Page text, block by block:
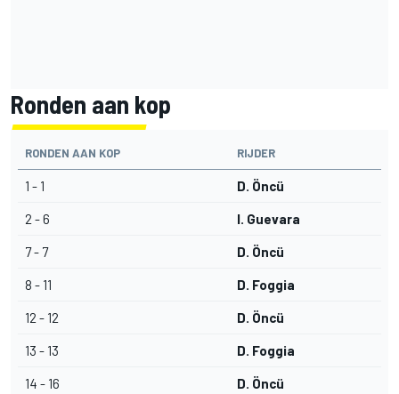
Ronden aan kop
RONDEN AAN KOP RIJDER
1 - 1 D. Öncü
2 - 6 I. Guevara
7 - 7 D. Öncü
8 - 11 D. Foggia
12 - 12 D. Öncü
13 - 13 D. Foggia
14 - 16 D. Öncü